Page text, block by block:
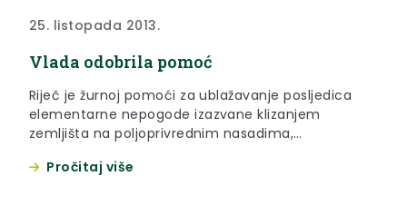
25. listopada 2013.
Vlada odobrila pomoć
Riječ je žurnoj pomoći za ublažavanje posljedica
elementarne nepogode izazvane klizanjem
zemljišta na poljoprivrednim nasadima,
sanaciju stambeno –građevinskih objekata, u
Pročitaj više